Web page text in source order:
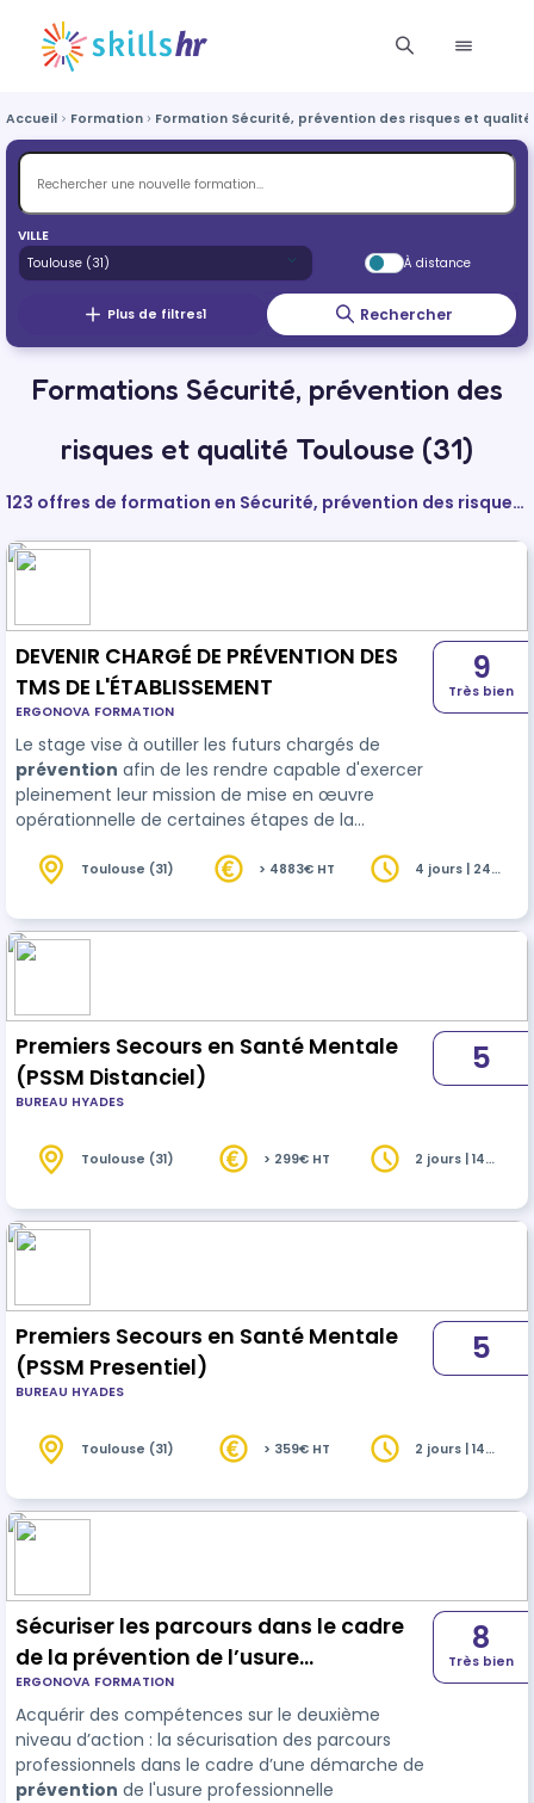
Accueil Formation Formation Sécurité, prévention des risques et qualité
VILLE
À distance
Plus de filtres1 Rechercher
Formations Sécurité, prévention des
risques et qualité Toulouse (31)
123 offres de formation en Sécurité, prévention des risques
et qualité
DEVENIR CHARGÉ DE PRÉVENTION DES
TMS DE L'ÉTABLISSEMENT
ERGONOVA FORMATION
Le stage vise à outiller les futurs chargés de
prévention afin de les rendre capable d'exercer
pleinement leur mission de mise en œuvre
opérationnelle de certaines étapes de la
prévention construit et piloté par le chef
9
Très bien
Toulouse (31) > 4883€ HT
4 jours | 24
Premiers Secours en Santé Mentale
(PSSM Distanciel)
BUREAU HYADES
5
Toulouse (31) > 299€ HT
2 jours | 14
Premiers Secours en Santé Mentale
(PSSM Presentiel)
BUREAU HYADES
5
Toulouse (31) > 359€ HT
2 jours | 14
Sécuriser les parcours dans le cadre
de la prévention de l’usure
professionnelle (Module 3)
ERGONOVA FORMATION
Acquérir des compétences sur le deuxième
niveau d’action : la sécurisation des parcours
professionnels dans le cadre d’une démarche de
prévention de l'usure professionnelle
8
Très bien